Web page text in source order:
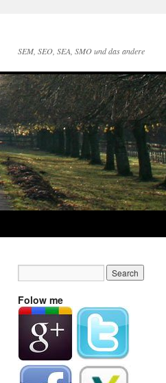
SEM, SEO, SEA, SMO und das andere
Folow me